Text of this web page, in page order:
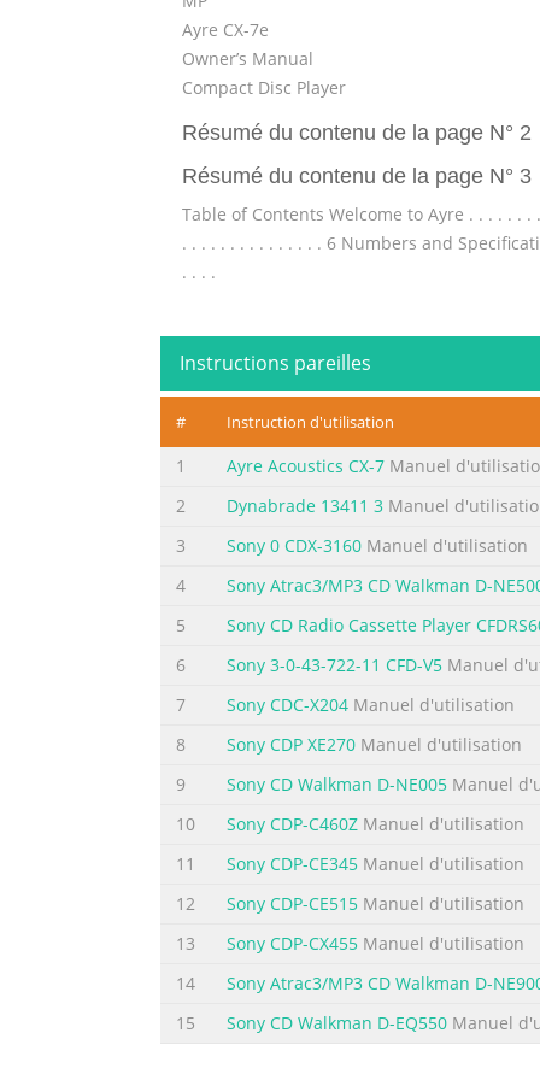
Ayre CX-7e
Owner’s Manual
Compact Disc Player
Résumé du contenu de la page N° 2
Résumé du contenu de la page N° 3
Table of Contents Welcome to Ayre . . . . . .
. . . . . . . . . . . . . . . 6 Numbers and
. . . .
Welcome to Ayre MP Your Ayre CX-7e
music, time and time again. This degree of
Location The infrared beam of the A good
backed cabinet or on a through glass.
Résumé du contenu de la page N° 6
Analog Outputs MP It is not normally The
When you have a choice, a balanced
filter of the Ayre CX-7e features two user-
Résumé du contenu de la page N° 7
rear panel allows the digital audio output
the digital output to an S/PDIF input that
offered by Ayre) may provide additional
Résumé du contenu de la page N° 8
Controls and Operation MP The Ayre CX-
Instructions pareilles
# Instruction d'utilisation
1 Ayre Acoustics CX-7 Manuel
2
Dynabrade 13411 3 Manuel
3
Sony 0 CDX-3160 Manuel d'utilisation
4
Sony Atrac3/MP3 CD Walkman D-
5
Sony CD Radio Cassette Player
6
Sony 3-0-43-722-11 CFD-V5 Manuel
7
Sony CDC-X204 Manuel d'utilisation
8
Sony CDP XE270 Manuel d'utilisation
9
Sony CD Walkman D-NE005 Manuel
10
Sony CDP-C460Z Manuel d'utilisation
11
Sony CDP-CE345 Manuel d'utilisation
12
Sony CDP-CE515 Manuel d'utilisation
13
Sony CDP-CX455 Manuel d'utilisation
14
Sony Atrac3/MP3 CD Walkman D-
15
Sony CD Walkman D-EQ550 Manuel